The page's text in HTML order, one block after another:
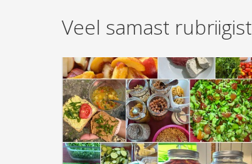
Veel samast rubriigist